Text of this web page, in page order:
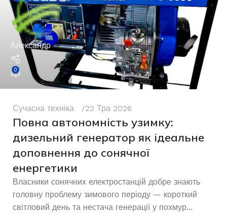
Александр
0
Сучасна техніка 22 Тра 2026
Повна автономність узимку:
дизельний генератор як ідеальне
доповнення до сонячної
енергетики
Власники сонячних електростанцій добре знають
головну проблему зимового періоду — короткий
світловий день та нестача генерації у похмур...